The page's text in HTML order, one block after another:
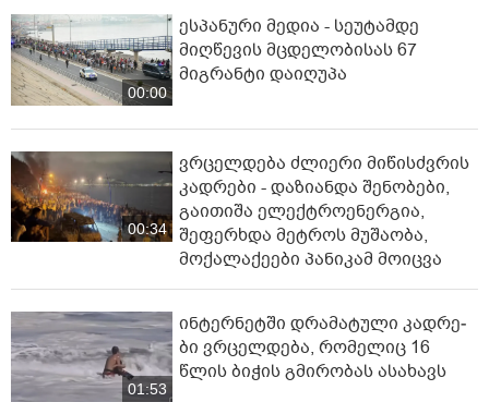
00:00
ესპანური მედია - სეუტამდე
მიღწევის მცდელობისას 67
მიგრანტი დაიღუპა
00:34
ვრცელდება ძლიერი მიწისძვრის
კადრები - დაზიანდა შენობები,
გაითიშა ელექტროენერგია,
შეფერხდა მეტროს მუშაობა,
მოქალაქეები პანიკამ მოიცვა
01:53
ინ­ტერ­ნეტ­ში დრა­მა­ტუ­ლი კად­რე­
ბი ვრცელდება, რომელიც 16
წლის ბიჭის გმირობას ასახავს